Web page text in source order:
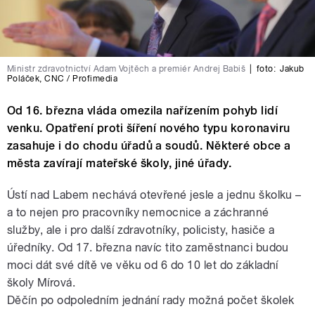
Ministr zdravotnictví Adam Vojtěch a premiér Andrej Babiš foto: Jakub
Poláček,CNC / Profimedia
Od 16. března vláda omezila nařízením pohyb lidí
venku. Opatření proti šíření nového typu koronaviru
zasahuje i do chodu úřadů a soudů. Některé obce a
města zavírají mateřské školy, jiné úřady.
Ústí nad Labem nechává otevřené jesle a jednu školku –
a to nejen pro pracovníky nemocnice a záchranné
služby, ale i pro další zdravotníky, policisty, hasiče a
úředníky. Od 17. března navíc tito zaměstnanci budou
moci dát své dítě ve věku od 6 do 10 let do základní
školy Mírová.
Děčín po odpoledním jednání rady možná počet školek